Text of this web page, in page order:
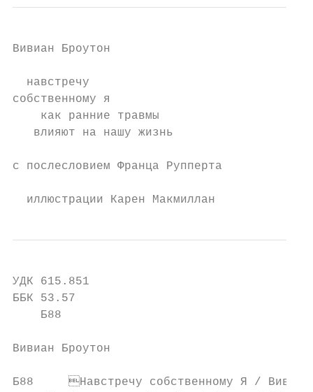
Вивиан Броутон
  навстречу
собственному я
    как ранние травмы
   влияют на нашу жизнь
с послесловием Франца Рупперта
  иллюстрации Карен Макмиллан
УДК 615.851
ББК 53.57
    Б88
Вивиан Броутон
Б88	Навстречу собственному Я / Вивиан Броутон. — Перевод с английского